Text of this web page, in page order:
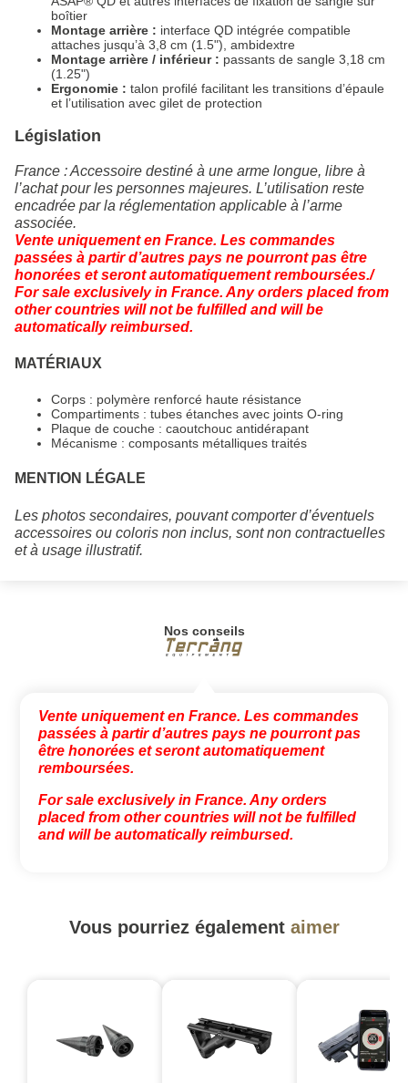
boîtier
Montage arrière : interface QD intégrée compatible
attaches jusqu’à 3,8 cm (1.5"), ambidextre
Montage arrière / inférieur : passants de sangle 3,18 cm
(1.25")
Ergonomie : talon profilé facilitant les transitions d’épaule
et l’utilisation avec gilet de protection
Législation
France : Accessoire destiné à une arme longue, libre à
l’achat pour les personnes majeures. L’utilisation reste
encadrée par la réglementation applicable à l’arme
associée.
Vente uniquement en France. Les commandes
passées à partir d’autres pays ne pourront pas être
honorées et seront automatiquement remboursées./
For sale exclusively in France. Any orders placed from
other countries will not be fulfilled and will be
automatically reimbursed.
MATÉRIAUX
Corps : polymère renforcé haute résistance
Compartiments : tubes étanches avec joints O-ring
Plaque de couche : caoutchouc antidérapant
Mécanisme : composants métalliques traités
MENTION LÉGALE
Les photos secondaires, pouvant comporter d’éventuels
accessoires ou coloris non inclus, sont non contractuelles
et à usage illustratif.
Nos conseils
Vente uniquement en France. Les commandes
passées à partir d’autres pays ne pourront pas
être honorées et seront automatiquement
remboursées.
For sale exclusively in France. Any orders
placed from other countries will not be fulfilled
and will be automatically reimbursed.
Vous pourriez également aimer